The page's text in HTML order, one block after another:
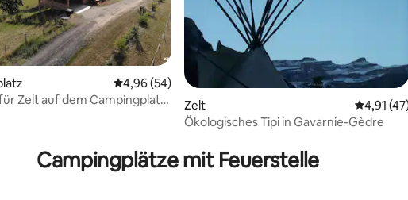
5 von 5, 3 Bewertungen
Durchschnittliche Bewertung: 4,96 von 5, 54
4,96 (54)
Zelt auf dem Campingplatz
Zelt
4,91
Ökologisches Tipi in Gavarnie-Gèdre
Campingplätze mit Feuerstelle